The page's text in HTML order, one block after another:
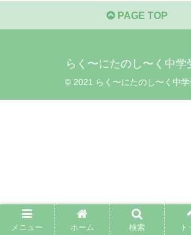
PAGE TOP
らく〜にたのし〜く中学
© 2021 らく〜にたのし〜く中学
メニュー ホーム 検索